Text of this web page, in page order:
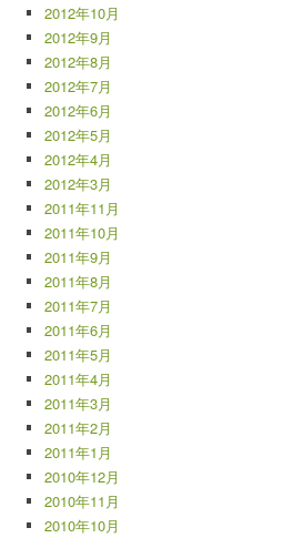
2012年10月
2012年9月
2012年8月
2012年7月
2012年6月
2012年5月
2012年4月
2012年3月
2011年11月
2011年10月
2011年9月
2011年8月
2011年7月
2011年6月
2011年5月
2011年4月
2011年3月
2011年2月
2011年1月
2010年12月
2010年11月
2010年10月